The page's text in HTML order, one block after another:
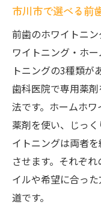
を知る
自分に合
るポイン
ホワイトニン
前歯ホワ
方法
前歯の白
ホワイト
市川市で選べる前
前歯のホワイトニ
ワイトニング・ホ
トニングの3種類が
歯科医院で専用薬
法です。ホームホ
薬剤を使い、じっ
イトニングは両者
させます。それぞ
イルや希望に合っ
道です。